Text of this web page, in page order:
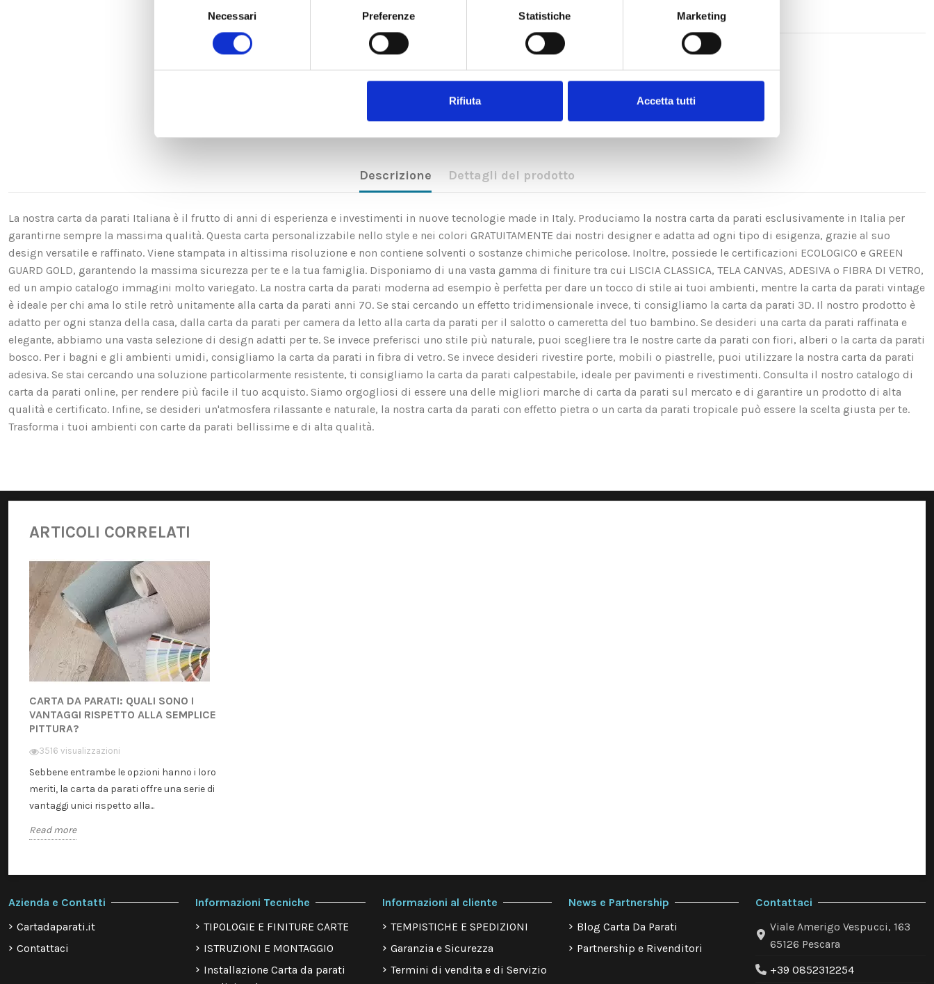
Necessari Preferenze Statistiche Marketing
Rifiuta Accetta tutti
Descrizione Dettagli del prodotto
La nostra carta da parati Italiana è il frutto di anni di esperienza e investimenti in nuove tecnologie made in Italy. Produciamo la nostra carta da parati esclusivamente in Italia per
garantirne sempre la massima qualità. Questa carta personalizzabile nello style e nei colori GRATUITAMENTE dai nostri designer e adatta ad ogni tipo di esigenza, grazie al suo
design versatile e raffinato. Viene stampata in altissima risoluzione e non contiene solventi o sostanze chimiche pericolose. Inoltre, possiede le certificazioni ECOLOGICO e GREEN
GUARD GOLD, garantendo la massima sicurezza per te e la tua famiglia. Disponiamo di una vasta gamma di finiture tra cui LISCIA CLASSICA, TELA CANVAS, ADESIVA o FIBRA DI VETRO,
ed un ampio catalogo immagini molto variegato. La nostra carta da parati moderna ad esempio è perfetta per dare un tocco di stile ai tuoi ambienti, mentre la carta da parati vintage
è ideale per chi ama lo stile retrò unitamente alla carta da parati anni 70. Se stai cercando un effetto tridimensionale invece, ti consigliamo la carta da parati 3D. Il nostro prodotto è
adatto per ogni stanza della casa, dalla carta da parati per camera da letto alla carta da parati per il salotto o cameretta del tuo bambino. Se desideri una carta da parati raffinata e
elegante, abbiamo una vasta selezione di design adatti per te. Se invece preferisci uno stile più naturale, puoi scegliere tra le nostre carte da parati con fiori, alberi o la carta da parati
bosco. Per i bagni e gli ambienti umidi, consigliamo la carta da parati in fibra di vetro. Se invece desideri rivestire porte, mobili o piastrelle, puoi utilizzare la nostra carta da parati
adesiva. Se stai cercando una soluzione particolarmente resistente, ti consigliamo la carta da parati calpestabile, ideale per pavimenti e rivestimenti. Consulta il nostro catalogo di
carta da parati online, per rendere più facile il tuo acquisto. Siamo orgogliosi di essere una delle migliori marche di carta da parati sul mercato e di garantire un prodotto di alta
qualità e certificato. Infine, se desideri un'atmosfera rilassante e naturale, la nostra carta da parati con effetto pietra o un carta da parati tropicale può essere la scelta giusta per te.
Trasforma i tuoi ambienti con carte da parati bellissime e di alta qualità.
ARTICOLI CORRELATI
CARTA DA PARATI: QUALI SONO I
VANTAGGI RISPETTO ALLA SEMPLICE
PITTURA?
3516 visualizzazioni
Sebbene entrambe le opzioni hanno i loro
meriti, la carta da parati offre una serie di
vantaggi unici rispetto alla...
Read more
Azienda e Contatti
Cartadaparati.it
Contattaci
Informazioni Tecniche
TIPOLOGIE E FINITURE CARTE
ISTRUZIONI E MONTAGGIO
Installazione Carta da parati
Informazioni al cliente
TEMPISTICHE E SPEDIZIONI
Garanzia e Sicurezza
Termini di vendita e di Servizio
News e Partnership
Blog Carta Da Parati
Partnership e Rivenditori
Contattaci
Viale Amerigo Vespucci, 163
65126 Pescara
+39 0852312254